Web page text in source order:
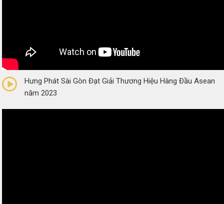
(0 Reviews)
Hưng Phát Sài Gòn Đạt Giải Thương Hiệu Hàng Đầu Asean
năm 2023